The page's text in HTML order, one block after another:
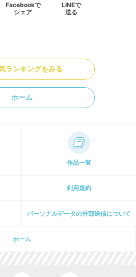
Facebookで
シェア
LINEで
送る
ランキングをみる
ホーム
作品一覧
利用規約
パーソナルデータの外部送信について
ホーム